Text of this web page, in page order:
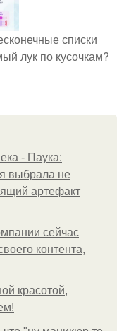
списки
лук по кусочкам?
- Паука:
выбрала не
артефакт
сейчас
контента,
красотой,